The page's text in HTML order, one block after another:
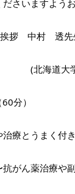
さいますよう
拶　中村　透
大学院医
分）
とうまく付
薬治療や副作